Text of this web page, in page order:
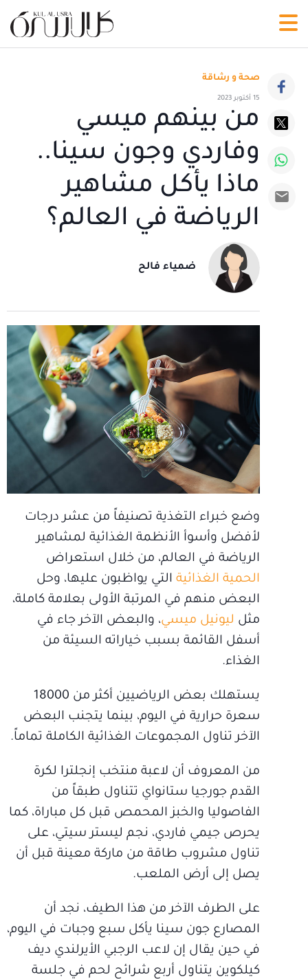
صحة و رشاقة
15 أكتوبر 2023
من بينهم ميسي
وفاردي وجون سينا..
ماذا يأكل مشاهير
الرياضة في العالم؟
ضمياء فالح
وضع خبراء التغذية تصنيفاً من عشر درجات
لأفضل وأسوأ الأنظمة الغذائية لمشاهير
الرياضة في العالم، من خلال استعراض
الحمية الغذائية التي يواظبون عليها، وحل
البعض منهم في المرتبة الأولى بعلامة كاملة،
مثل ليونيل ميسي، والبعض الآخر جاء في
أسفل القائمة بسبب خياراته السيئة من
الغذاء.
يستهلك بعض الرياضيين أكثر من 18000
سعرة حرارية في اليوم، بينما يتجنب البعض
الآخر تناول المجموعات الغذائية الكاملة تماماً.
من المعروف أن لاعبة منتخب إنجلترا لكرة
القدم جورجيا ستانواي تتناول طبقاً من
الفاصوليا والخبز المحمص قبل كل مباراة، كما
يحرص جيمي فاردي، نجم ليستر سيتي، على
تناول مشروب طاقة من ماركة معينة قبل أن
يصل إلى أرض الملعب.
على الطرف الآخر من هذا الطيف، نجد أن
المصارع جون سينا يأكل سبع وجبات في اليوم،
في حين يقال إن لاعب الرجبي الأيرلندي ديف
كيلكوين يتناول أربع شرائح لحم في جلسة